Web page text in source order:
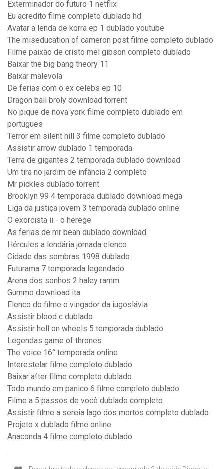
Exterminador do futuro 1 netflix
Eu acredito filme completo dublado hd
Avatar a lenda de korra ep 1 dublado youtube
The miseducation of cameron post filme completo dublado
Filme paixão de cristo mel gibson completo dublado
Baixar the big bang theory 11
Baixar malevola
De ferias com o ex celebs ep 10
Dragon ball broly download torrent
No pique de nova york filme completo dublado em
portugues
Terror em silent hill 3 filme completo dublado
Assistir arrow dublado 1 temporada
Terra de gigantes 2 temporada dublado download
Um tira no jardim de infância 2 completo
Mr pickles dublado torrent
Brooklyn 99 4 temporada dublado download mega
Liga da justiça jovem 3 temporada dublado online
O exorcista ii - o herege
As ferias de mr bean dublado download
Hércules a lendária jornada elenco
Cidade das sombras 1998 dublado
Futurama 7 temporada legendado
Arena dos sonhos 2 haley ramm
Gummo download ita
Elenco do filme o vingador da iugoslávia
Assistir blood c dublado
Assistir hell on wheels 5 temporada dublado
Legendas game of thrones
The voice 16° temporada online
Interestelar filme completo dublado
Baixar after filme completo dublado
Todo mundo em panico 6 filme completo dublado
Filme a 5 passos de você dublado completo
Assistir filme a sereia lago dos mortos completo dublado
Projeto x dublado filme online
Anaconda 4 filme completo dublado